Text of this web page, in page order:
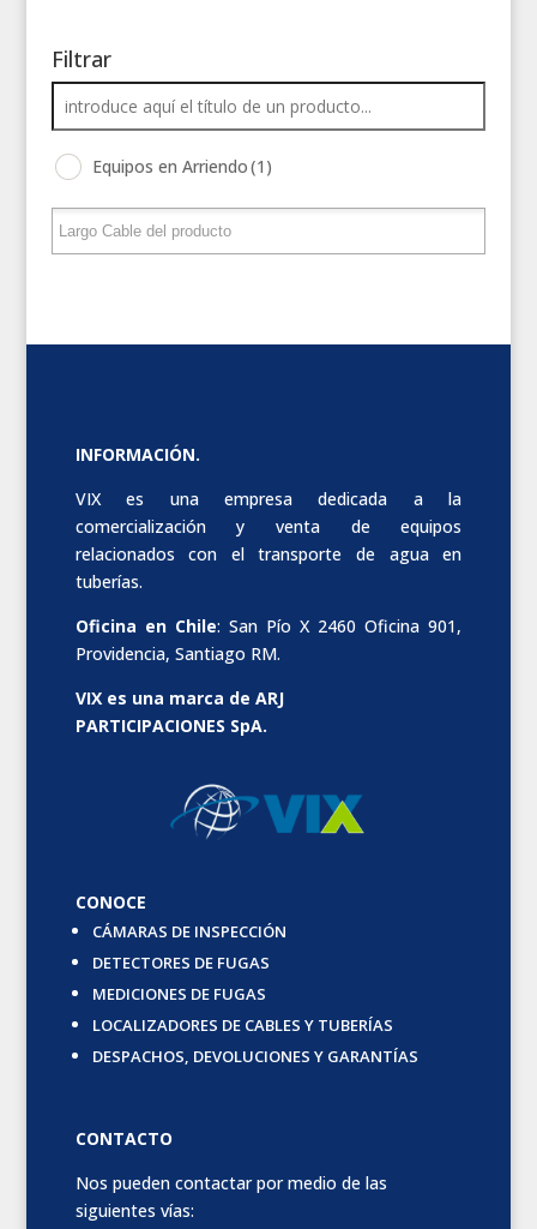
Filtrar
Equipos en Arriendo(1)
INFORMACIÓN.
VIX es una empresa dedicada a la
comercialización y venta de equipos
relacionados con el transporte de agua en
tuberías.
Oficina en Chile: San Pío X 2460 Oficina 901,
Providencia, Santiago RM.
VIX es una marca de ARJ
PARTICIPACIONES SpA.
CONOCE
CÁMARAS DE INSPECCIÓN
DETECTORES DE FUGAS
MEDICIONES DE FUGAS
LOCALIZADORES DE CABLES Y TUBERÍAS
DESPACHOS, DEVOLUCIONES Y GARANTÍAS
CONTACTO
Nos pueden contactar por medio de las
siguientes vías: